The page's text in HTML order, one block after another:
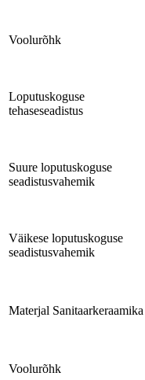
Voolurõhk
Loputuskoguse
tehaseseadistus
Suure loputuskoguse
seadistusvahemik
Väikese loputuskoguse
seadistusvahemik
Materjal Sanitaarkeraamika
Voolurõhk